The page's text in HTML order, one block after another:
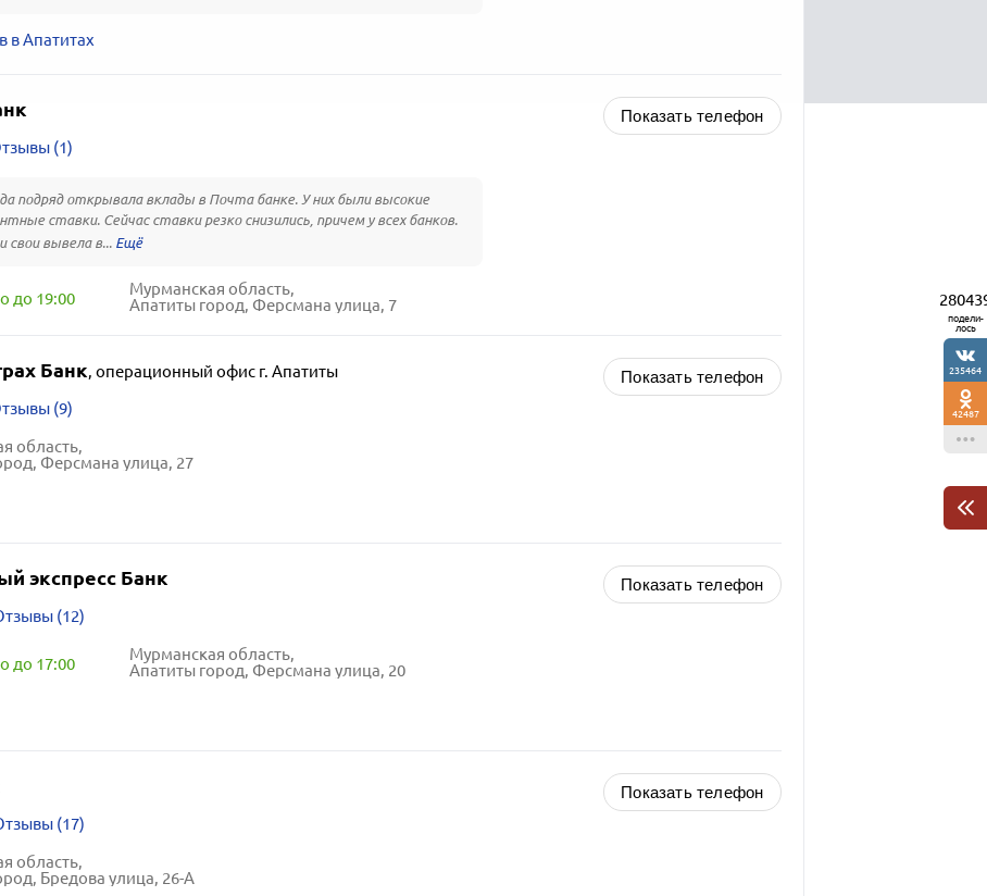
в Апатитах
(1)
подряд открывала вклады в Почта банке. У них были высокие
ставки. Сейчас ставки резко снизились, причем у всех банков.
свои вывела в...
до 19:00
Мурманская область,
Апатиты город, Ферсмана улица, 7
Показать телефон
Банк, операционный офис г. Апатиты
(9)
область,
Ферсмана улица, 27
Показать телефон
экспресс Банк
(12)
до 17:00
Мурманская область,
Апатиты город, Ферсмана улица, 20
Показать телефон
(17)
область,
Бредова улица, 26-А
Показать телефон
подели-
лось
235464
42487